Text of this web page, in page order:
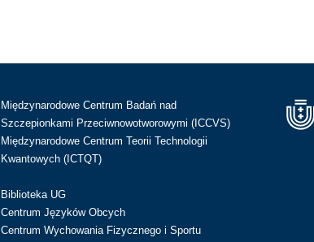
Międzynarodowe Centrum Badań nad
Szczepionkami Przeciwnowotworowymi (ICCVS)
Międzynarodowe Centrum Teorii Technologii
Kwantowych (ICTQT)
Biblioteka UG
Centrum Języków Obcych
Centrum Wychowania Fizycznego i Sportu